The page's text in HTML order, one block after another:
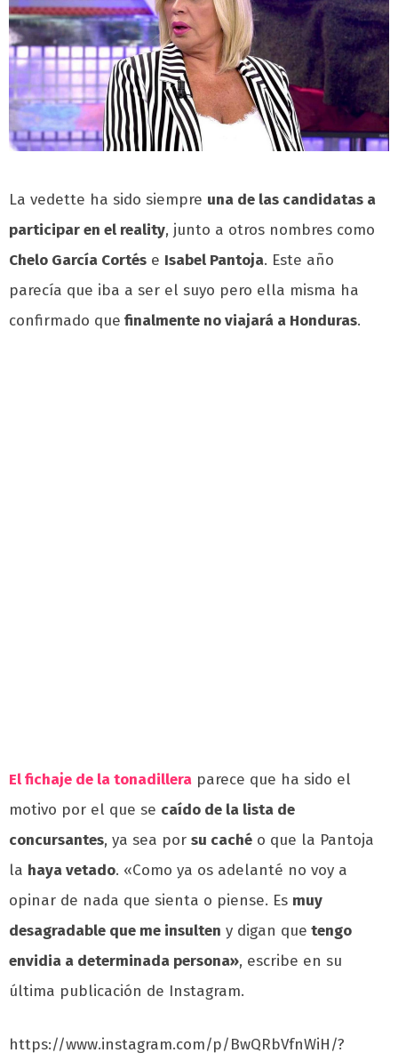
La vedette ha sido siempre una de las candidatas a
participar en el reality, junto a otros nombres como
Chelo García Cortés e Isabel Pantoja. Este año
parecía que iba a ser el suyo pero ella misma ha
confirmado que finalmente no viajará a Honduras.
El fichaje de la tonadillera parece que ha sido el
motivo por el que se caído de la lista de
concursantes, ya sea por su caché o que la Pantoja
la haya vetado. «Como ya os adelanté no voy a
opinar de nada que sienta o piense. Es muy
desagradable que me insulten y digan que tengo
envidia a determinada persona», escribe en su
última publicación de Instagram.
https://www.instagram.com/p/BwQRbVfnWiH/?